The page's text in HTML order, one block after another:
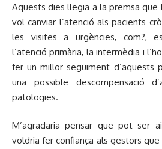
Aquests dies llegia a la premsa que
vol canviar l’atenció als pacients
les visites a urgències, com?,
l’atenció primària, la intermèdia i
fer un millor seguiment d’aquests
una possible descompensació
patologies.
M’agradaria pensar que pot ser
voldria fer confiança als gestors